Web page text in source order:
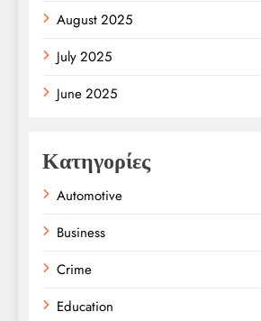
August 2025
July 2025
June 2025
Κατηγορίες
Automotive
Business
Crime
Education